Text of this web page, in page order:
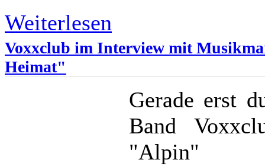
Weiterlesen
Voxxclub im Interview mit
Heimat"
Gerade erst
Band
"Alpin"